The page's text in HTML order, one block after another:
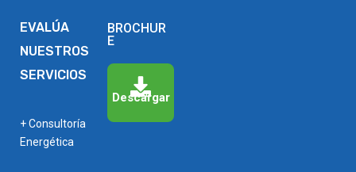
EVALÚA
NUESTROS
SERVICIOS
+ Consultoría
Energética
BROCHUR
E
Descargar